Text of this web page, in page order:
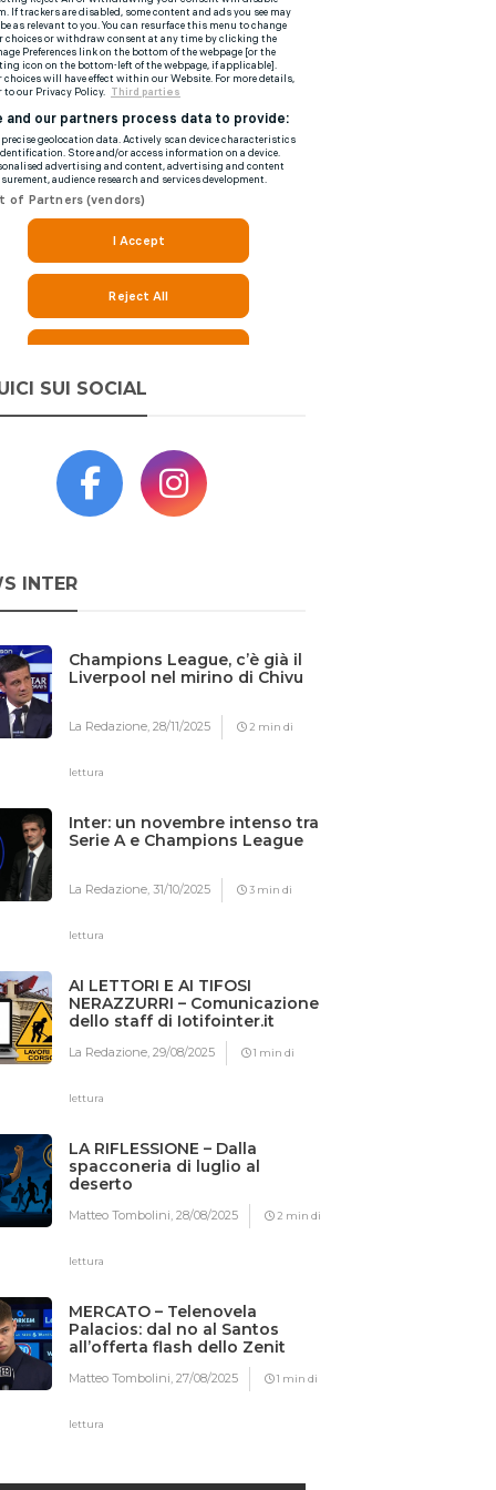
SUI SOCIAL
INTER
Champions League, c’è già il
Liverpool nel mirino di Chivu
La Redazione,28/11/2025 2 min di
lettura
Inter: un novembre intenso tra
Serie A e Champions League
La Redazione,31/10/2025 3 min di
lettura
AI LETTORI E AI TIFOSI
NERAZZURRI – Comunicazione
dello staff di Iotifointer.it
La Redazione,29/08/2025 1 min di
lettura
LA RIFLESSIONE – Dalla
spacconeria di luglio al
deserto
Matteo Tombolini,28/08/2025 2 min di
lettura
MERCATO – Telenovela
Palacios: dal no al Santos
all’offerta flash dello Zenit
Matteo Tombolini,27/08/2025 1 min di
lettura